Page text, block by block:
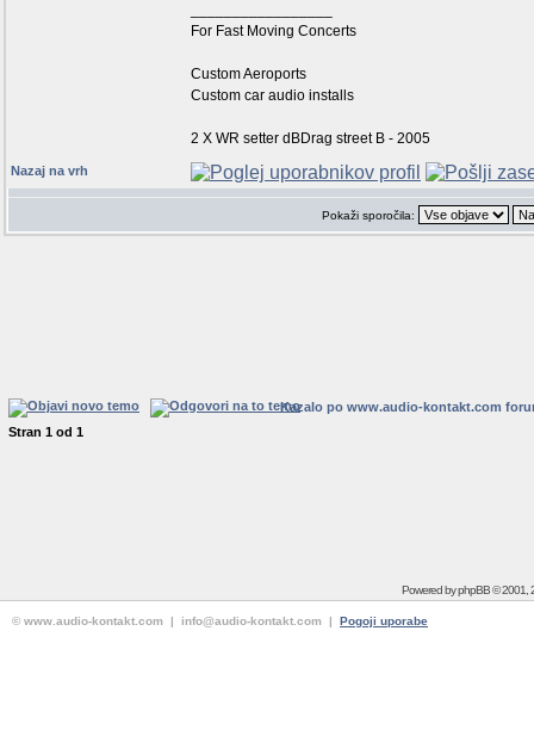
For Fast Moving Concerts
Custom Aeroports
Custom car audio installs
2 X WR setter dBDrag street B - 2005
Nazaj na vrh
Pokaži sporočila:
Kazalo po www.audio-kontakt.com
Stran 1 od 1
Powered byphpBB© 2001,
© www.audio-kontakt.com | info@audio-kontakt.com | Pogoji uporabe